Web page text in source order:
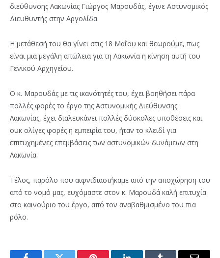
διεύθυνσης Λακωνίας Γιώργος Μαρουδάς, έγινε Αστυνομικός
Διευθυντής στην Αργολίδα.
Η μετάθεσή του θα γίνει στις 18 Μαΐου και θεωρούμε, πως
είναι μια μεγάλη απώλεια για τη Λακωνία η κίνηση αυτή του
Γενικού Αρχηγείου.
Ο κ. Μαρουδάς με τις ικανότητές του, έχει βοηθήσει πάρα
πολλές φορές το έργο της Αστυνομικής Διεύθυνσης
Λακωνίας, έχει διαλευκάνει πολλές δύσκολες υποθέσεις και
ουκ ολίγες φορές η εμπειρία του, ήταν το κλειδί για
επιτυχημένες επεμβάσεις των αστυνομικών δυνάμεων στη
Λακωνία.
Τέλος, παρόλο που αιφνιδιαστήκαμε από την αποχώρηση του
από το νομό μας, ευχόμαστε στον κ. Μαρουδά καλή επιτυχία
στο καινούριο του έργο, από τον αναβαθμισμένο του πια
ρόλο.